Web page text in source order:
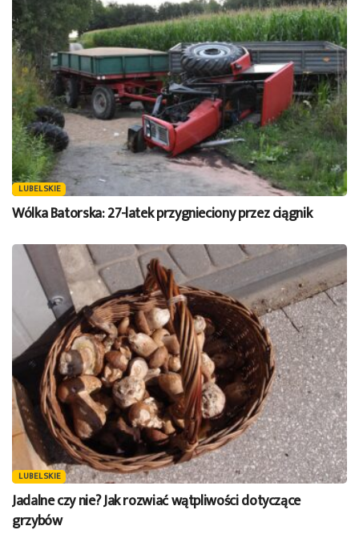
LUBELSKIE
Wólka Batorska: 27-latek przygnieciony przez ciągnik
LUBELSKIE
Jadalne czy nie? Jak rozwiać wątpliwości dotyczące
grzybów